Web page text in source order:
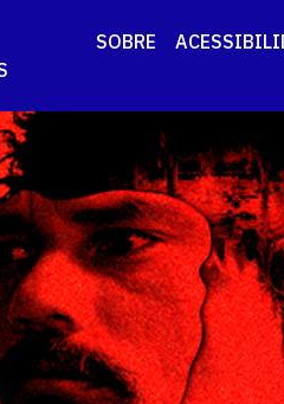
SOBRE